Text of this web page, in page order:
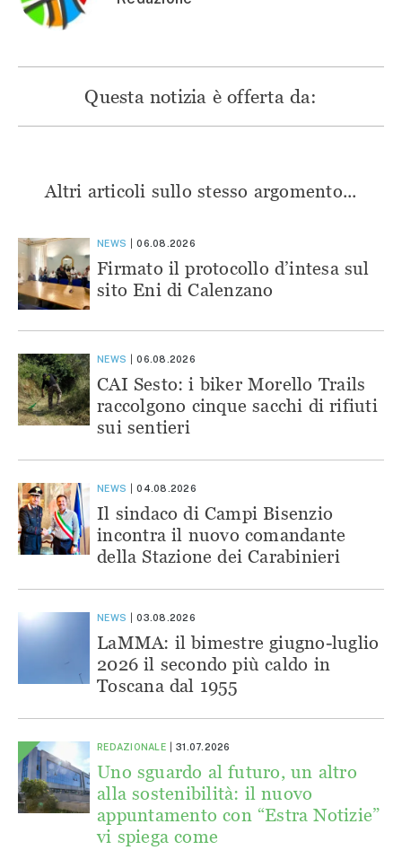
Questa notizia è offerta da:
Altri articoli sullo stesso argomento...
NEWS 06.08.2026
Firmato il protocollo d’intesa sul
sito Eni di Calenzano
NEWS 06.08.2026
CAI Sesto: i biker Morello Trails
raccolgono cinque sacchi di rifiuti
sui sentieri
NEWS 04.08.2026
Il sindaco di Campi Bisenzio
incontra il nuovo comandante
della Stazione dei Carabinieri
NEWS 03.08.2026
LaMMA: il bimestre giugno-luglio
2026 il secondo più caldo in
Toscana dal 1955
REDAZIONALE 31.07.2026
Uno sguardo al futuro, un altro
alla sostenibilità: il nuovo
appuntamento con “Estra Notizie”
vi spiega come